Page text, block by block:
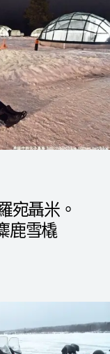
宛聶米。
鹿雪橇